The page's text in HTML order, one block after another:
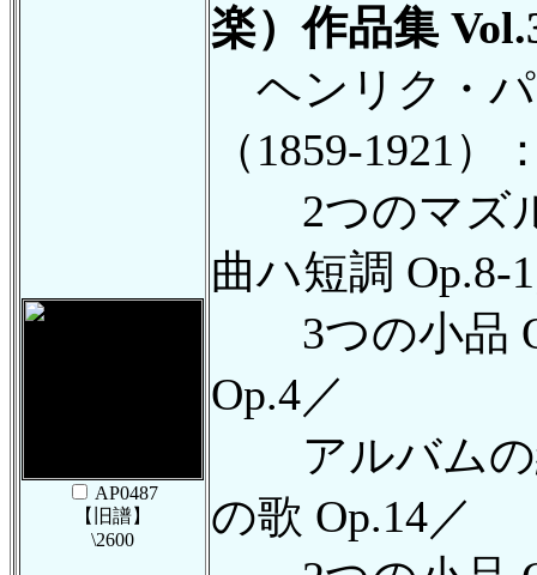
AP0487
【旧譜】
\2600
楽）作品集
ヘンリク・
（1859-1921）
2つのマズル
曲ハ短調 Op.8-
3つの小品
Op.4／
アルバムの
の歌 Op.14／